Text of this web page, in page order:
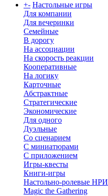
+- Настольные игры
Для компании
Для вечеринки
Семейные
В дорогу
На ассоциации
На скорость реакции
Кооперативные
На логику
Карточные
Абстрактные
Стратегические
Экономические
Для одного
Дуэльные
Со сценарием
С миниатюрами
С приложением
Игры-квесты
Книги-игры
Настольно-ролевые НРИ
Magic the Gathering